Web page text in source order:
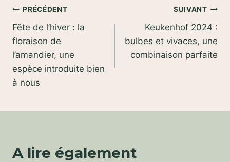
Navigation
de
l’article
PRÉCÉDENT
Fête de l’hiver : la
floraison de
l’amandier, une
espèce introduite bien
à nous
SUIVANT
Keukenhof 2024 :
bulbes et vivaces, une
combinaison parfaite
A lire également